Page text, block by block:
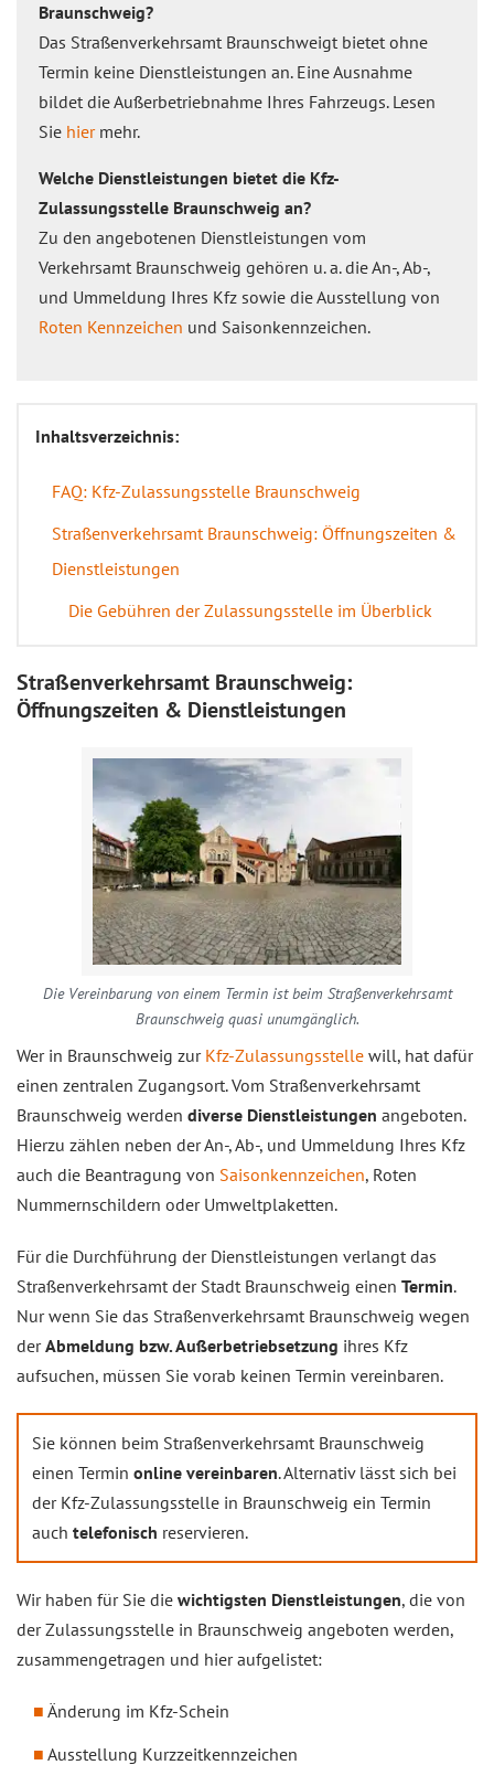
Braunschweig?
Das Straßenverkehrsamt Braunschweigt bietet ohne
Termin keine Dienstleistungen an. Eine Ausnahme
bildet die Außerbetriebnahme Ihres Fahrzeugs. Lesen
Sie hiermehr.
Welche Dienstleistungen bietet die Kfz-
Zulassungsstelle Braunschweig an?
Zu den angebotenen Dienstleistungen vom
Verkehrsamt Braunschweig gehören u. a. die An-, Ab-,
und Ummeldung Ihres Kfz sowie die Ausstellung von
Roten Kennzeichen und Saisonkennzeichen.
Inhaltsverzeichnis:
FAQ: Kfz-Zulassungsstelle Braunschweig
Straßenverkehrsamt Braunschweig: Öffnungszeiten &
Dienstleistungen
Die Gebühren der Zulassungsstelle im Überblick
Straßenverkehrsamt Braunschweig:
Öffnungszeiten & Dienstleistungen
Die Vereinbarung von einem Termin ist beim Straßenverkehrsamt
Braunschweig quasi unumgänglich.
Wer in Braunschweig zur Kfz-Zulassungsstelle will, hat dafür
einen zentralen Zugangsort. Vom Straßenverkehrsamt
Braunschweig werden diverse Dienstleistungen angeboten.
Hierzu zählen neben der An-, Ab-, und Ummeldung Ihres Kfz
auch die Beantragung von Saisonkennzeichen, Roten
Nummernschildern oder Umweltplaketten.
Für die Durchführung der Dienstleistungen verlangt das
Straßenverkehrsamt der Stadt Braunschweig einen Termin.
Nur wenn Sie das Straßenverkehrsamt Braunschweig wegen
derAbmeldung bzw. Außerbetriebsetzung ihres Kfz
aufsuchen, müssen Sie vorab keinen Termin vereinbaren.
Sie können beim Straßenverkehrsamt Braunschweig
einen Termin online vereinbaren. Alternativ lässt sich bei
der Kfz-Zulassungsstelle in Braunschweig ein Termin
auch telefonisch reservieren.
Wir haben für Sie die wichtigsten Dienstleistungen, die von
der Zulassungsstelle in Braunschweig angeboten werden,
zusammengetragen und hier aufgelistet:
Änderung im Kfz-Schein
Ausstellung Kurzzeitkennzeichen